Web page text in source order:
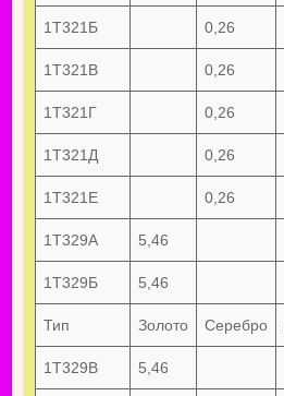
1Т321Б 0,26
1Т321В 0,26
1Т321Г 0,26
1Т321Д 0,26
1Т321Е 0,26
1Т329А 5,46
1Т329Б 5,46
Тип Золото Серебро
1Т329В 5,46